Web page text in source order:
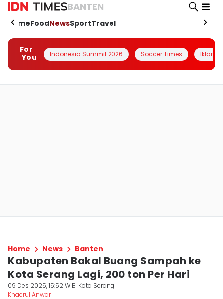
BANTEN
HomeFoodNewsSportTravel
For
You
Indonesia Summit 2026 Soccer Times Iklanin
Home News Banten
Kabupaten Bakal Buang Sampah ke
Kota Serang Lagi, 200 ton Per Hari
09 Des 2025, 15:52 WIB Kota Serang
Khaerul Anwar